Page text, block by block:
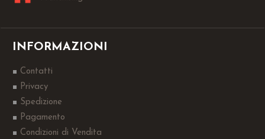
INFORMAZIONI
Contatti
Privacy
Spedizione
Pagamento
Condizioni di Vendita